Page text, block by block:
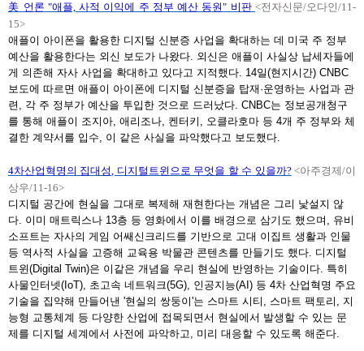
美 언론 "애플, 사적 이익에 주 정부 예산 동원" 비판 <전자신문/오다인/11-
15>
애플이 아이폰을 활용한 디지털 신분증 사업을 확대하는 데 미국 주 정부
예산을 활용한다는 외신 보도가 나왔다. 외신은 애플이 사실상 납세자들에
게 의존해 자사 사업을 확대하고 있다고 지적했다. 14일(현지시간) CNBC
보도에 따르면 애플이 아이폰에 디지털 신분증을 탑재·운영하는 사업과 관
련, 각 주 정부가 예산을 투입한 것으로 드러났다. CNBC는 정보공개청구
를 통해 애플이 조지아, 애리조나, 켄터키, 오클라호마 등 4개 주 정부와 체
결한 계약서를 입수, 이 같은 사실을 파악했다고 보도했다.
4차산업혁명의 집대성, 디지털트윈으로 무엇을 할 수 있을까? <아주경제/이
상우/11-16>
디지털 공간에 현실을 그대로 복제해 재현한다는 개념은 그리 낯설지 않
다. 이미 매트릭스나 13층 등 영화에서 이를 배경으로 삼기도 했으며, 유비
소프트는 자사의 게임 어쌔신크리드를 기반으로 고대 이집트 생활과 인물
등 역사적 사실을 고증해 교육용 박물관 콘텐츠를 만들기도 했다. 디지털
트윈(Digital Twin)은 이같은 개념을 우리 현실에 반영하는 기술이다. 특히
사물인터넷(IoT), 초고속 네트워크(5G), 인공지능(AI) 등 4차 산업혁명 주요
기술을 집약해 만들어낸 '현실의 쌍둥이'는 스마트 시티, 스마트 팩토리, 지
능형 교통체계 등 다양한 산업에 접목되면서 현실에서 발생할 수 있는 문
제를 디지털 세계에서 사전에 파악하고, 미리 대응할 수 있도록 해준다.